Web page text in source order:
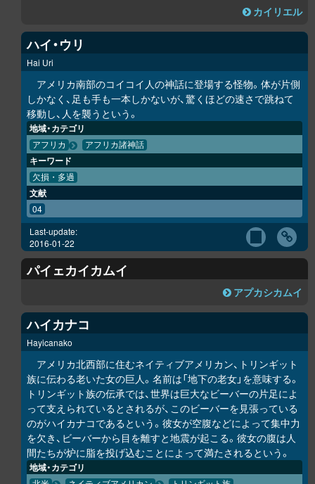
カイリエル
ハイ・ウリ
Hai Uri
アメリカ南部のコイコイ人の神話に登場する怪物。体が片側
しかなく、足も手も一本しかないが、驚くほどの速さで跳ねて
移動し、人を襲うという。
地域・カテゴリ
アフリカ アフリカ諸神話
キーワード
欠損・多過
文献
04
Last-update:
2016-01-22
パイェカイカムイ
アプカシカムイ
ハイカナコ
Hayicanako
アメリカ北西部に住むネイティブアメリカン、トリンギット
族に伝わる老いた女の巨人。名前は「地下の老女」を意味する。
トリンギット族の伝承では、世界は巨大なビーバーの片足によ
って支えられているとされるが、このビーバーを見張っている
のがハイカナコであるという。彼女が空腹などによって集中力
を欠き、ビーバーから目を離すと地震が起こる。彼女の腹は人
間たちが炉に脂を投げ込むことによって満たされるという。
地域・カテゴリ